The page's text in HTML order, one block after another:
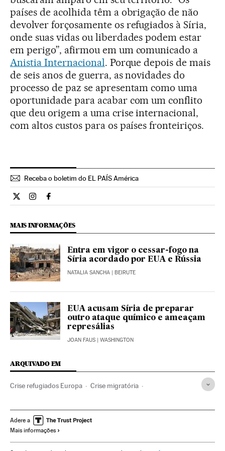
países de acolhida têm a obrigação de não
devolver forçosamente os refugiados à Síria,
onde suas vidas ou liberdades podem estar
em perigo”, afirmou em um comunicado a
Anistia Internacional. Porque depois de mais
de seis anos de guerra, as novidades do
processo de paz se apresentam como uma
oportunidade para acabar com um conflito
que deu origem a uma crise internacional,
com altos custos para os países fronteiriços.
Receba o boletim do EL PAÍS América
Internacional El País Brasil en Twitter
Internacional El País Brasil en Instagram
Internacional El País Brasil en Facebook
MAIS INFORMAÇÕES
Entra em vigor o cessar-fogo na
Síria acordado por EUA e Rússia
NATALIA SANCHA | BEIRUTE
EUA acusam Síria de preparar
outro ataque químico e ameaçam
represálias
JOAN FAUS | WASHINGTON
ARQUIVADO EM
Crise refugiados Europa Crise migratória
Refugiados Primavera árabe
Política migração
Adere a
Mais informações